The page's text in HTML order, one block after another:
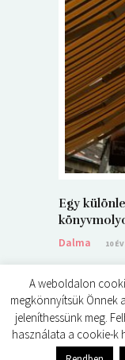
Egy
Dalma
10
©
A weboldalon
megkönnyítsük Önnek
jeleníthessünk meg.
használata a cookie-k